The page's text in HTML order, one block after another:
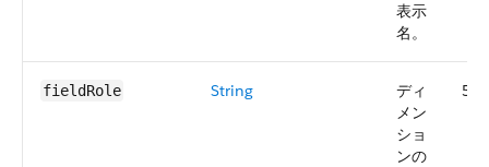
表示
名。
fieldRole String
ディ
メン
ショ
ンの